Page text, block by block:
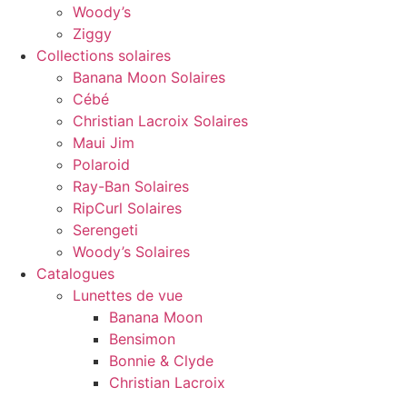
Woody’s
Ziggy
Collections solaires
Banana Moon Solaires
Cébé
Christian Lacroix Solaires
Maui Jim
Polaroid
Ray-Ban Solaires
RipCurl Solaires
Serengeti
Woody’s Solaires
Catalogues
Lunettes de vue
Banana Moon
Bensimon
Bonnie & Clyde
Christian Lacroix